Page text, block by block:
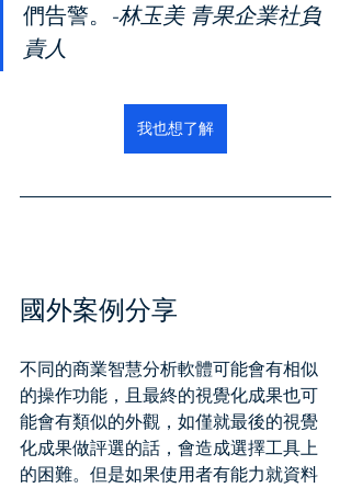
們告警。 -林玉美 青果企業社負
責人
我也想了解
國外案例分享
不同的商業智慧分析軟體可能會有相似
的操作功能，且最終的視覺化成果也可
能會有類似的外觀，如僅就最後的視覺
化成果做評選的話，會造成選擇工具上
的困難。但是如果使用者有能力就資料